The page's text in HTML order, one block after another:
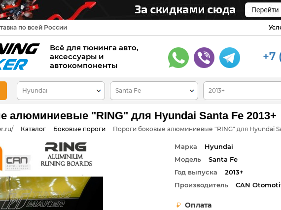
по всей России
Всё для тюнинга авто,
аксессуары и
автокомпоненты
+7
алюминиевые "RING" для Hyundai Santa Fe 2013+
Каталог Боковые пороги Пороги боковые алюминиевые "RING" для Hyundai
Марка
Hyundai
Модель
Santa Fe
Год выпуска
2013+
Производитель
СAN
Оплата